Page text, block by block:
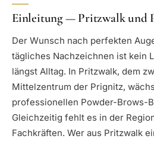
Einleitung — Pritzwalk und
Der Wunsch nach perfekten
tägliches Nachzeichnen ist kein
längst Alltag. In Pritzwalk, dem
Mittelzentrum der Prignitz,
professionellen Powder-Brows-
Gleichzeitig fehlt es in der
Fachkräften. Wer aus Pritzwalk